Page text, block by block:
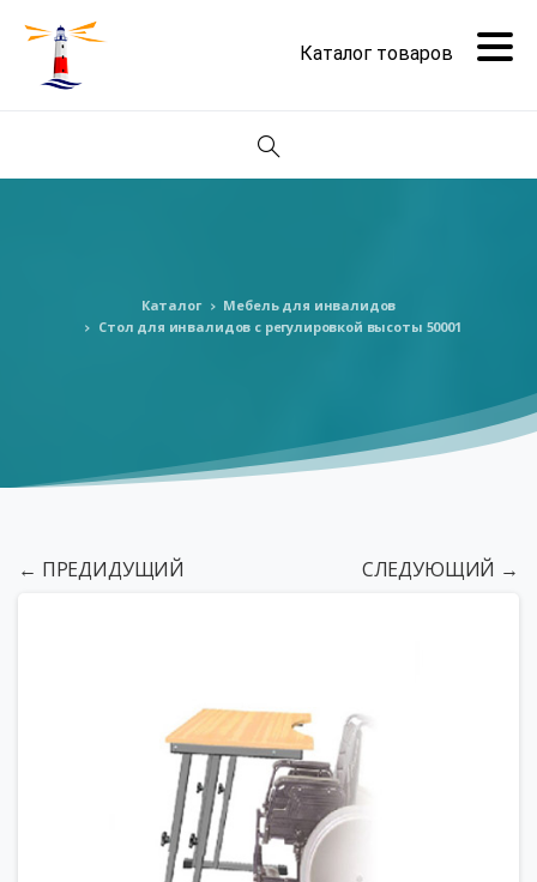
Поиск
Каталог
Мебель для инвалидов
Стол для инвалидов с регулировкой высоты 50001
← ПРЕДИДУЩИЙ СЛЕДУЮЩИЙ →